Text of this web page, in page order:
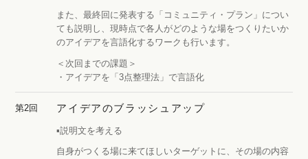
また、最終回に発表する「コミュニティ・プラン」につい
ても説明し、現時点で各人がどのような場をつくりたいか
のアイデアを言語化するワークも行います。
＜次回までの課題＞
・アイデアを「3点整理法」で言語化
第2回 アイデアのブラッシュアップ
▪️説明文を考える
自身がつくる場に来てほしいターゲットに、その場の内容